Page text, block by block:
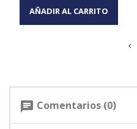
AÑADIR AL CARRITO
chat Comentarios (0)